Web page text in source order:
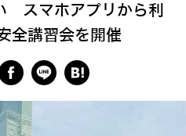
スマホアプリから利
全講習会を開催